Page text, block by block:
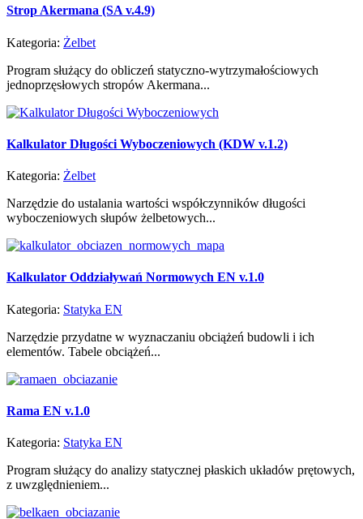
Strop Akermana (SA v.4.9)
Kategoria: Żelbet
Program służący do obliczeń statyczno-wytrzymałościowych
jednoprzęsłowych stropów Akermana...
Kalkulator Długości Wyboczeniowych (KDW v.1.2)
Kategoria: Żelbet
Narzędzie do ustalania wartości współczynników długości
wyboczeniowych słupów żelbetowych...
Kalkulator Oddziaływań Normowych EN v.1.0
Kategoria: Statyka EN
Narzędzie przydatne w wyznaczaniu obciążeń budowli i ich
elementów. Tabele obciążeń...
Rama EN v.1.0
Kategoria: Statyka EN
Program służący do analizy statycznej płaskich układów prętowych,
z uwzględnieniem...